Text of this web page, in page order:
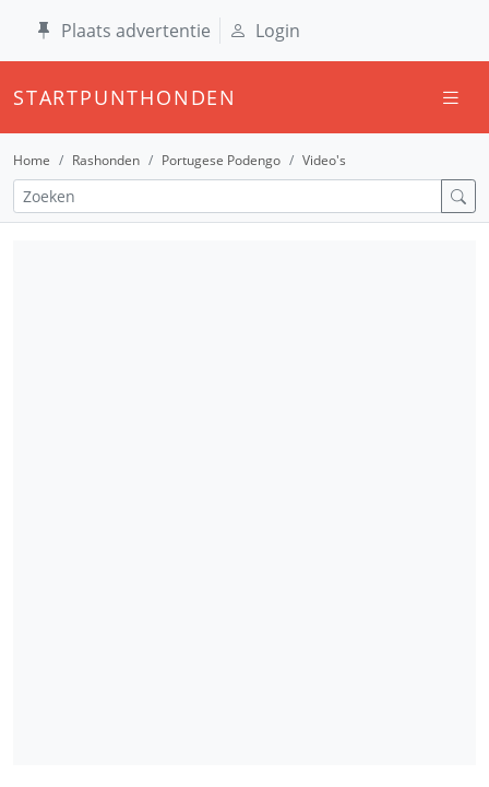
Plaats advertentie Login
STARTPUNTHONDEN
Home Rashonden Portugese Podengo Video's